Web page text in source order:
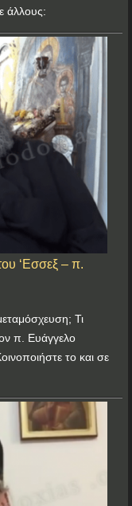
άλλους:
‘Εσσεξ – π.
Τι
π. Ευάγγελο
το και σε